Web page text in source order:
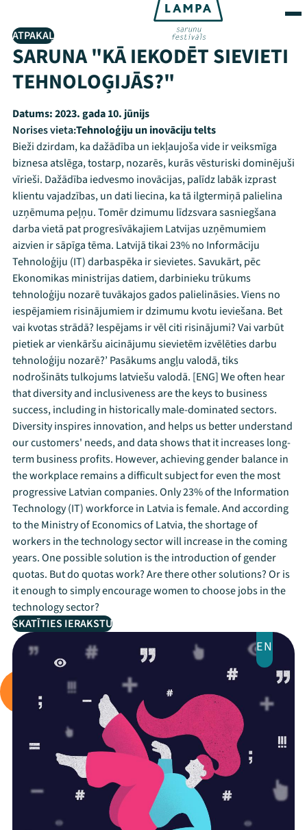
ATPAKAĻ
SARUNA "KĀ IEKODĒT SIEVIETI
TEHNOLOĢIJĀS?"
Datums:2023. gada 10. jūnijs
Norises vieta:Tehnoloģiju un inovāciju telts
Bieži dzirdam, ka dažādība un iekļaujoša vide ir veiksmīga
biznesa atslēga, tostarp, nozarēs, kurās vēsturiski dominējuši
vīrieši. Dažādība iedvesmo inovācijas, palīdz labāk izprast
klientu vajadzības, un dati liecina, ka tā ilgtermiņā palielina
uzņēmuma peļņu. Tomēr dzimumu līdzsvara sasniegšana
darba vietā pat progresīvākajiem Latvijas uzņēmumiem
aizvien ir sāpīga tēma. Latvijā tikai 23% no Informāciju
Tehnoloģiju (IT) darbaspēka ir sievietes. Savukārt, pēc
Ekonomikas ministrijas datiem, darbinieku trūkums
tehnoloģiju nozarē tuvākajos gados palielināsies. Viens no
iespējamiem risinājumiem ir dzimumu kvotu ieviešana. Bet
vai kvotas strādā? Iespējams ir vēl citi risinājumi? Vai varbūt
pietiek ar vienkāršu aicinājumu sievietēm izvēlēties darbu
tehnoloģiju nozarē?’ Pasākums angļu valodā, tiks
nodrošināts tulkojums latviešu valodā. [ENG] We often hear
that diversity and inclusiveness are the keys to business
success, including in historically male-dominated sectors.
Diversity inspires innovation, and helps us better understand
our customers' needs, and data shows that it increases long-
term business profits. However, achieving gender balance in
the workplace remains a difficult subject for even the most
progressive Latvian companies. Only 23% of the Information
Technology (IT) workforce in Latvia is female. And according
to the Ministry of Economics of Latvia, the shortage of
workers in the technology sector will increase in the coming
years. One possible solution is the introduction of gender
quotas. But do quotas work? Are there other solutions? Or is
it enough to simply encourage women to choose jobs in the
technology sector?
SKATĪTIES IERAKSTU
EN